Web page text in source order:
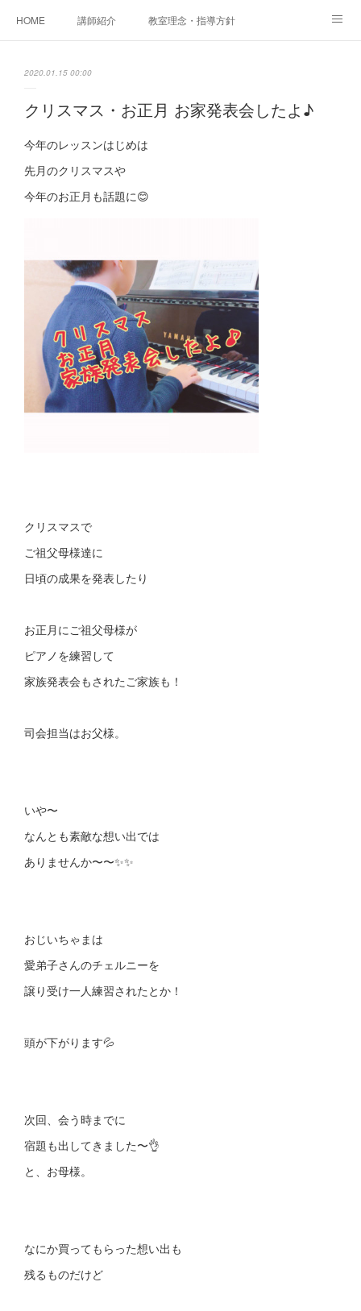
HOME 講師紹介 教室理念・指導方針
ご相談・体験レッスンお申し込み
アクセス
2020.01.15 00:00
クリスマス・お正月 お家発表会したよ♪
今年のレッスンはじめは
先月のクリスマスや
今年のお正月も話題に😊
クリスマスで
ご祖父母様達に
日頃の成果を発表したり
お正月にご祖父母様が
ピアノを練習して
家族発表会もされたご家族も！
司会担当はお父様。
いや〜
なんとも素敵な想い出では
ありませんか〜〜✨✨
おじいちゃまは
愛弟子さんのチェルニーを
譲り受け一人練習されたとか！
頭が下がります💦
次回、会う時までに
宿題も出してきました〜👌
と、お母様。
なにか買ってもらった想い出も
残るものだけど